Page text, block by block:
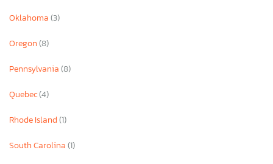
Oklahoma(3)
Oregon(8)
Pennsylvania(8)
Quebec(4)
Rhode Island(1)
South Carolina(1)